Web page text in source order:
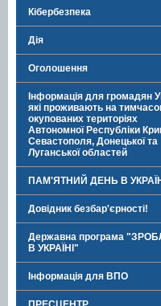
Кібербезпека
Дія
Оголошення
Інформація для громадян
які проживають на
окупованих територіях
Автономної Республіки
Севастополя, Донецької та
Луганської областей
ПАМ'ЯТНИЙ ДЕНЬ В
Довідник безбар'єрності!
Державна програма
В УКРАЇНІ"
Інформація для ВПО